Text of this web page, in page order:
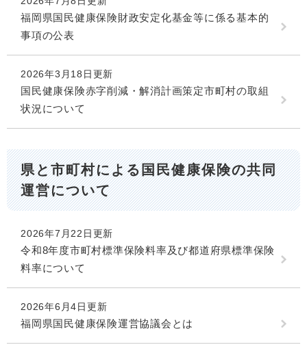
福岡県国民健康保険財政安定化基金等に係る基本的
事項の公表
2026年3月18日更新
国民健康保険赤字削減・解消計画策定市町村の取組
状況について
県と市町村による国民健康保険の共同
運営について
2026年7月22日更新
令和8年度市町村標準保険料率及び都道府県標準保険
料率について
2026年6月4日更新
福岡県国民健康保険運営協議会とは